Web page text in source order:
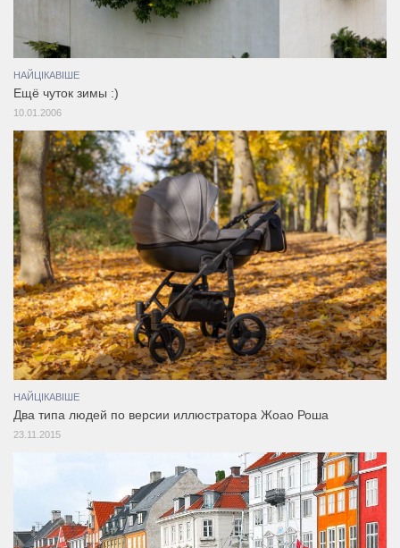
НАЙЦІКАВІШЕ
Ещё чуток зимы :)
10.01.2006
НАЙЦІКАВІШЕ
Два типа людей по версии иллюстратора Жоао Роша
23.11.2015